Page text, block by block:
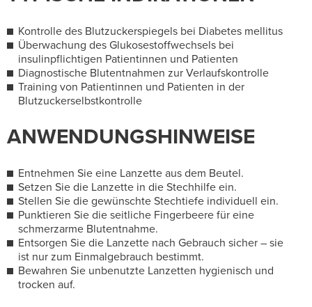
Kontrolle des Blutzuckerspiegels bei Diabetes mellitus
Überwachung des Glukosestoffwechsels bei
insulinpflichtigen Patientinnen und Patienten
Diagnostische Blutentnahmen zur Verlaufskontrolle
Training von Patientinnen und Patienten in der
Blutzuckerselbstkontrolle
ANWENDUNGSHINWEISE
Entnehmen Sie eine Lanzette aus dem Beutel.
Setzen Sie die Lanzette in die Stechhilfe ein.
Stellen Sie die gewünschte Stechtiefe individuell ein.
Punktieren Sie die seitliche Fingerbeere für eine
schmerzarme Blutentnahme.
Entsorgen Sie die Lanzette nach Gebrauch sicher – sie
ist nur zum Einmalgebrauch bestimmt.
Bewahren Sie unbenutzte Lanzetten hygienisch und
trocken auf.